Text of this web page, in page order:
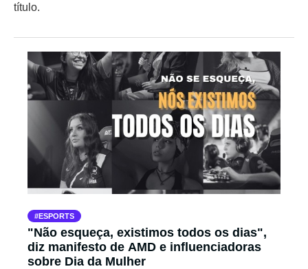
título.
ESPORTS
"Não esqueça, existimos todos os dias",
diz manifesto de AMD e influenciadoras
sobre Dia da Mulher